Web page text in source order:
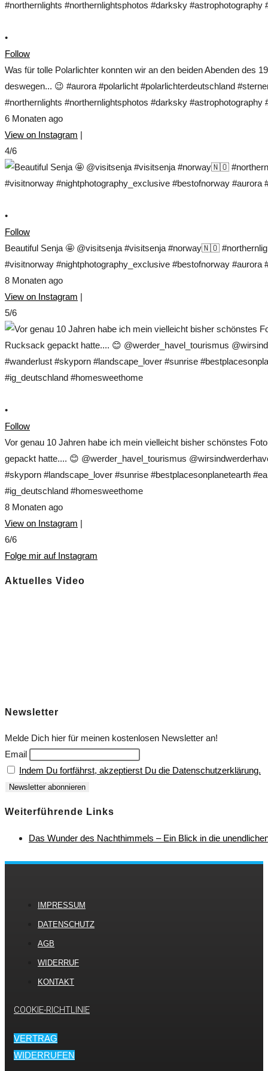
•
Follow
Was für tolle Polarlichter konnten wir an den beiden Abenden des
deswegen... 😉 #aurora #polarlicht #polarlichterdeutschland
#northernlights #northernlightsphotos #darksky
6 Monaten ago
View on Instagram |
4/6
•
Follow
Beautiful Senja 🤩 @visitsenja #visitsenja #norway🇳🇴
#visitnorway #nightphotography_exclusive #bestofnorway
8 Monaten ago
View on Instagram |
5/6
•
Follow
Vor genau 10 Jahren habe ich mein vielleicht bisher schönstes
gepackt hatte.... 😊 @werder_havel_tourismus
#skyporn #landscape_lover #sunrise #bestplacesonplanetearth
#ig_deutschland #homesweethome
8 Monaten ago
View on Instagram |
6/6
Folge mir auf Instagram
Aktuelles Video
Newsletter
Melde Dich hier für meinen kostenlosen Newsletter an!
Email
Indem Du fortfährst, akzeptierst Du die Datenschutzerklärung.
Weiterführende Links
Das Wunder des Nachthimmels – Ein Blick in die
IMPRESSUM
DATENSCHUTZ
AGB
WIDERRUF
KONTAKT
COOKIE-RICHTLINIE
VERTRAG
WIDERRUFEN